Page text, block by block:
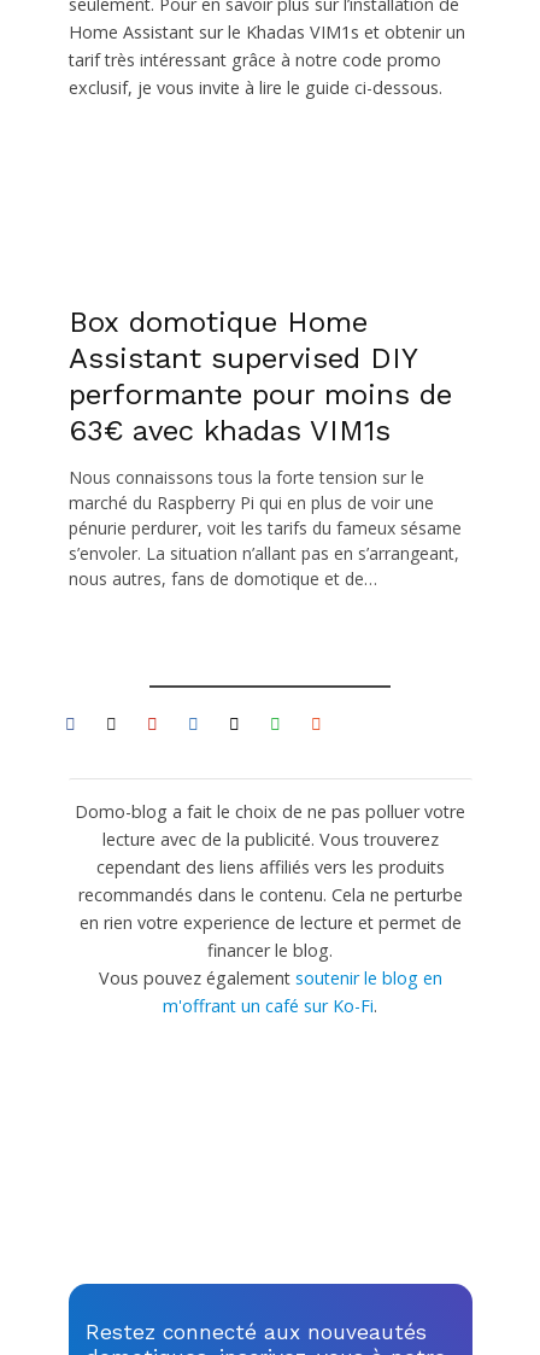
seulement. Pour en savoir plus sur l’installation de
Home Assistant sur le Khadas VIM1s et obtenir un
tarif très intéressant grâce à notre code promo
exclusif, je vous invite à lire le guide ci-dessous.
Box domotique Home
Assistant supervised DIY
performante pour moins de
63€ avec khadas VIM1s
Nous connaissons tous la forte tension sur le
marché du Raspberry Pi qui en plus de voir une
pénurie perdurer, voit les tarifs du fameux sésame
s’envoler. La situation n’allant pas en s’arrangeant,
nous autres, fans de domotique et de…
Domo-blog a fait le choix de ne pas polluer votre
lecture avec de la publicité. Vous trouverez
cependant des liens affiliés vers les produits
recommandés dans le contenu. Cela ne perturbe
en rien votre experience de lecture et permet de
financer le blog.
Vous pouvez également soutenir le blog en
m'offrant un café sur Ko-Fi.
Restez connecté aux nouveautés